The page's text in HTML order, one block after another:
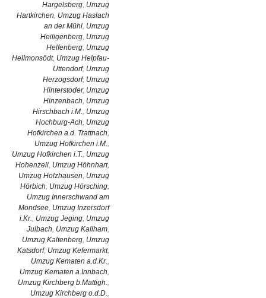
Hargelsberg, Umzug
Hartkirchen, Umzug Haslach
an der Mühl, Umzug
Heiligenberg, Umzug
Helfenberg, Umzug
Hellmonsödt, Umzug Helpfau-
Uttendorf, Umzug
Herzogsdorf, Umzug
Hinterstoder, Umzug
Hinzenbach, Umzug
Hirschbach i.M., Umzug
Hochburg-Ach, Umzug
Hofkirchen a.d. Trattnach,
Umzug Hofkirchen i.M.,
Umzug Hofkirchen i.T., Umzug
Hohenzell, Umzug Höhnhart,
Umzug Holzhausen, Umzug
Hörbich, Umzug Hörsching,
Umzug Innerschwand am
Mondsee, Umzug Inzersdorf
i.Kr., Umzug Jeging, Umzug
Julbach, Umzug Kallham,
Umzug Kaltenberg, Umzug
Katsdorf, Umzug Kefermarkt,
Umzug Kematen a.d.Kr.,
Umzug Kematen a.Innbach,
Umzug Kirchberg b.Mattigh.,
Umzug Kirchberg o.d.D.,